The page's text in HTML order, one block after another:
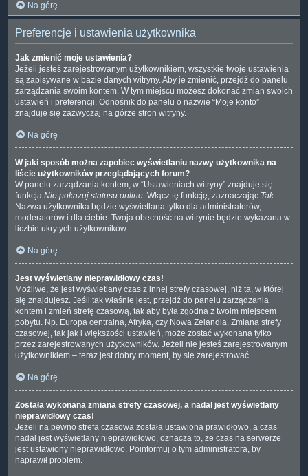
Na górę
Preferencje i ustawienia użytkownika
Jak zmienić moje ustawienia?
Jeżeli jesteś zarejestrowanym użytkownikiem, wszystkie twoje ustawienia
są zapisywane w bazie danych witryny. Aby je zmienić, przejdź do panelu
zarządzania swoim kontem. W tym miejscu możesz dokonać zmian swoich
ustawień i preferencji. Odnośnik do panelu o nazwie “Moje konto”
znajduje się zazwyczaj na górze stron witryny.
Na górę
W jaki sposób można zapobiec wyświetlaniu nazwy użytkownika na
liście użytkowników przeglądających forum?
W panelu zarządzania kontem, w “Ustawieniach witryny” znajduje się
funkcja Nie pokazuj statusu online. Włącz tę funkcję, zaznaczając Tak.
Nazwa użytkownika będzie wyświetlana tylko dla administratorów,
moderatorów i dla ciebie. Twoja obecność na witrynie będzie wykazana w
liczbie ukrytych użytkowników.
Na górę
Jest wyświetlany nieprawidłowy czas!
Możliwe, że jest wyświetlany czas z innej strefy czasowej, niż ta, w której
się znajdujesz. Jeśli tak właśnie jest, przejdź do panelu zarządzania
kontem i zmień strefę czasową, tak aby była zgodna z twoim miejscem
pobytu. Np. Europa centralna, Afryka, czy Nowa Zelandia. Zmiana strefy
czasowej, tak jak i większości ustawień, może zostać wykonana tylko
przez zarejestrowanych użytkowników. Jeżeli nie jesteś zarejestrowanym
użytkownikiem – teraz jest dobry moment, by się zarejestrować.
Na górę
Została wykonana zmiana strefy czasowej, a nadal jest wyświetlany
nieprawidłowy czas!
Jeżeli na pewno strefa czasowa została ustawiona prawidłowo, a czas
nadal jest wyświetlany nieprawidłowo, oznacza to, że czas na serwerze
jest ustawiony nieprawidłowo. Poinformuj o tym administratora, by
naprawił problem.